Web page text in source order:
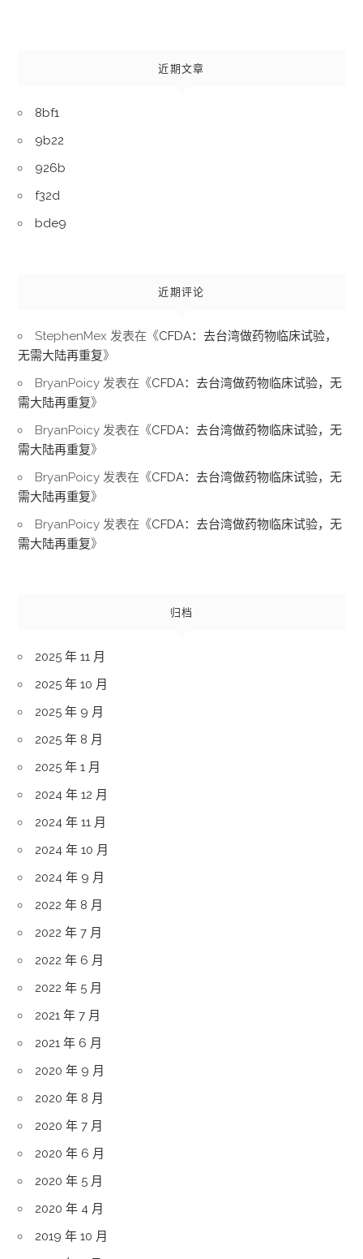
近期文章
8bf1
9b22
926b
f32d
bde9
近期评论
StephenMex 发表在《CFDA：去台湾做药物临床试验，
无需大陆再重复》
BryanPoicy 发表在《CFDA：去台湾做药物临床试验，无
需大陆再重复》
BryanPoicy 发表在《CFDA：去台湾做药物临床试验，无
需大陆再重复》
BryanPoicy 发表在《CFDA：去台湾做药物临床试验，无
需大陆再重复》
BryanPoicy 发表在《CFDA：去台湾做药物临床试验，无
需大陆再重复》
归档
2025 年 11 月
2025 年 10 月
2025 年 9 月
2025 年 8 月
2025 年 1 月
2024 年 12 月
2024 年 11 月
2024 年 10 月
2024 年 9 月
2022 年 8 月
2022 年 7 月
2022 年 6 月
2022 年 5 月
2021 年 7 月
2021 年 6 月
2020 年 9 月
2020 年 8 月
2020 年 7 月
2020 年 6 月
2020 年 5 月
2020 年 4 月
2019 年 10 月